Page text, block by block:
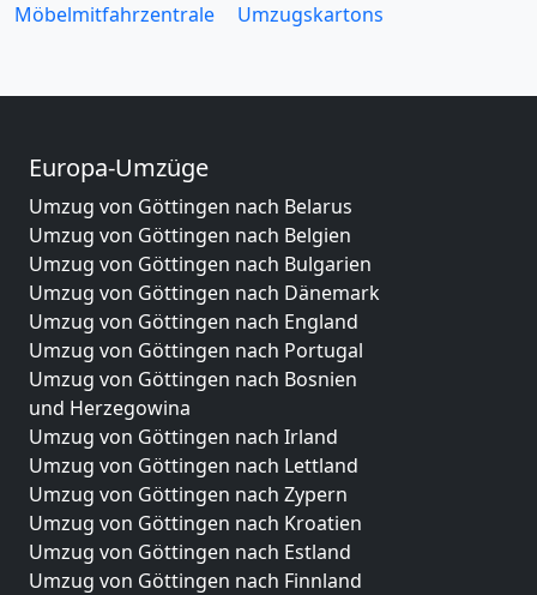
Möbelmitfahrzentrale
Umzugskartons
Europa-Umzüge
Umzug von Göttingen nach Belarus
Umzug von Göttingen nach Belgien
Umzug von Göttingen nach Bulgarien
Umzug von Göttingen nach Dänemark
Umzug von Göttingen nach England
Umzug von Göttingen nach Portugal
Umzug von Göttingen nach Bosnien
und Herzegowina
Umzug von Göttingen nach Irland
Umzug von Göttingen nach Lettland
Umzug von Göttingen nach Zypern
Umzug von Göttingen nach Kroatien
Umzug von Göttingen nach Estland
Umzug von Göttingen nach Finnland